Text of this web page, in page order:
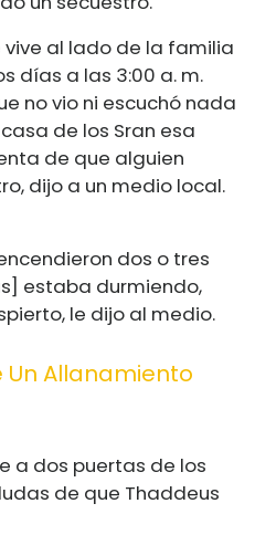
vive al lado de la familia
días a las 3:00 a. m.
no vio ni escuchó nada
de los Sran esa
de que alguien
dijo a un medio local.
dos o tres
estaba durmiendo,
le dijo al medio.
Un Allanamiento
a dos puertas de los
de que Thaddeus